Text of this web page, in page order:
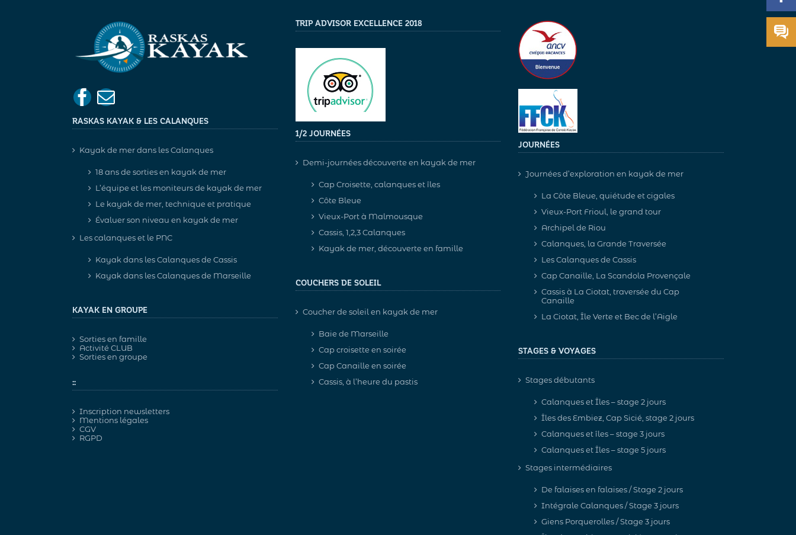
RASKAS KAYAK & LES CALANQUES
Kayak de mer dans les Calanques
18 ans de sorties en kayak de mer
L’équipe et les moniteurs de kayak de mer
Le kayak de mer, technique et pratique
Évaluer son niveau en kayak de mer
Les calanques et le PNC
Kayak dans les Calanques de Cassis
Kayak dans les Calanques de Marseille
KAYAK EN GROUPE
Sorties en famille
Activité CLUB
Sorties en groupe
::
Inscription newsletters
Mentions légales
CGV
RGPD
TRIP ADVISOR EXCELLENCE 2018
1/2 JOURNÉES
Demi-journées découverte en kayak de mer
Cap Croisette, calanques et îles
Côte Bleue
Vieux-Port à Malmousque
Cassis, 1,2,3 Calanques
Kayak de mer, découverte en famille
COUCHERS DE SOLEIL
Coucher de soleil en kayak de mer
Baie de Marseille
Cap croisette en soirée
Cap Canaille en soirée
Cassis, à l’heure du pastis
JOURNÉES
Journées d’exploration en kayak de mer
La Côte Bleue, quiétude et cigales
Vieux-Port Frioul, le grand tour
Archipel de Riou
Calanques, la Grande Traversée
Les Calanques de Cassis
Cap Canaille, La Scandola Provençale
Cassis à La Ciotat, traversée du Cap
Canaille
La Ciotat, Île Verte et Bec de l’Aigle
STAGES & VOYAGES
Stages débutants
Calanques et Îles – stage 2 jours
Îles des Embiez, Cap Sicié, stage 2 jours
Calanques et îles – stage 3 jours
Calanques et Îles – stage 5 jours
Stages intermédiaires
De falaises en falaises / Stage 2 jours
Intégrale Calanques / Stage 3 jours
Giens Porquerolles / Stage 3 jours